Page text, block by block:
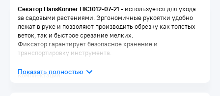
Секатор HansKonner HK3012-07-21 - используется для ухода
за садовыми растениями. Эргономичные рукоятки удобно
лежат в руке и позволяют производить обрезку как толстых
веток, так и быстрое срезание мелких.
Фиксатор гарантирует безопасное хранение и
транспортировку инструмента.
Комплектация: